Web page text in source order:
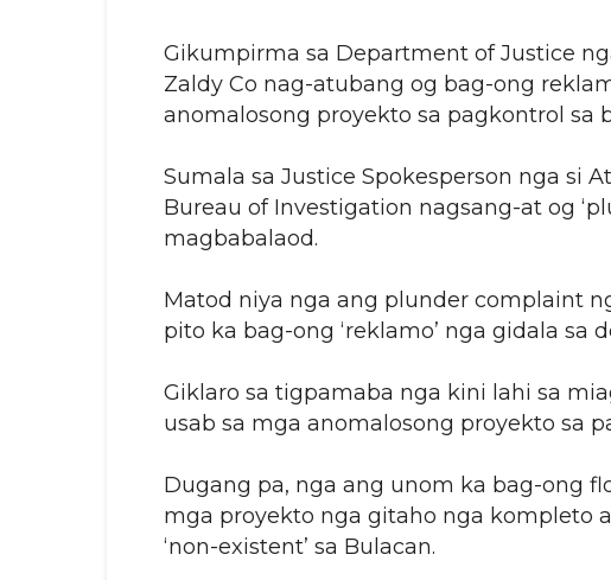
Gikumpirma sa Department of Justice
Zaldy Co nag-atubang og bag-ong
anomalosong proyekto sa pagkontrol sa
Sumala sa Justice Spokesperson nga si
Bureau of Investigation nagsang-at og
magbabalaod.
Matod niya nga ang plunder complaint
pito ka bag-ong ‘reklamo’ nga gidala sa
Giklaro sa tigpamaba nga kini lahi sa
usab sa mga anomalosong proyekto sa
Dugang pa, nga ang unom ka bag-ong
mga proyekto nga gitaho nga kompleto
‘non-existent’ sa Bulacan.